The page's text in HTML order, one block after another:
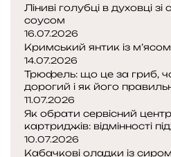
Ліниві голубці в духовці
соусом
16.07.2026
Кримський янтик із
14.07.2026
Трюфель: що це за гриб,
дорогий і як його
11.07.2026
Як обрати сервісний
картриджів: відмінності
10.07.2026
Кабачкові оладки із